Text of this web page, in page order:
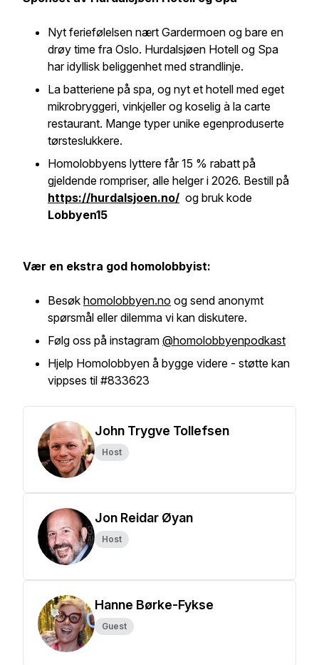
Nyt feriefølelsen nært Gardermoen og bare en
drøy time fra Oslo. Hurdalsjøen Hotell og Spa
har idyllisk beliggenhet med strandlinje.
La batteriene på spa, og nyt et hotell med eget
mikrobryggeri, vinkjeller og koselig à la carte
restaurant. Mange typer unike egenproduserte
tørsteslukkere.
Homolobbyens lyttere får 15 % rabatt på
gjeldende rompriser, alle helger i 2026. Bestill på
https://hurdalsjoen.no/ og bruk kode
Lobbyen15
Vær en ekstra god homolobbyist:
Besøk homolobbyen.no og send anonymt
spørsmål eller dilemma vi kan diskutere.
Følg oss på instagram @homolobbyenpodkast
Hjelp Homolobbyen å bygge videre - støtte kan
vippses til #833623
John Trygve Tollefsen
Host
Jon Reidar Øyan
Host
Hanne Børke-Fykse
Guest